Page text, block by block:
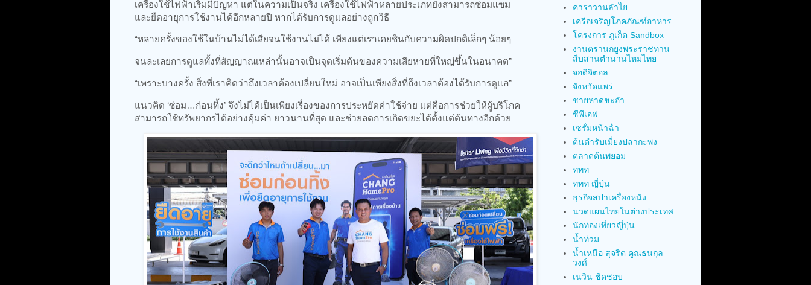
เครื่องใช้ไฟฟ้าเริ่มมีปัญหา แต่ในความเป็นจริง เครื่องใช้ไฟฟ้าหลายประเภทยังสามารถซ่อมแซม
และยืดอายุการใช้งานได้อีกหลายปี หากได้รับการดูแลอย่างถูกวิธี
“หลายครั้งของใช้ในบ้านไม่ได้เสียจนใช้งานไม่ได้ เพียงแต่เราเคยชินกับความผิดปกติเล็กๆ น้อยๆ
จนละเลยการดูแลทั้งที่สัญญาณเหล่านั้นอาจเป็นจุดเริ่มต้นของความเสียหายที่ใหญ่ขึ้นในอนาคต”
“เพราะบางครั้ง สิ่งที่เราคิดว่าถึงเวลาต้องเปลี่ยนใหม่ อาจเป็นเพียงสิ่งที่ถึงเวลาต้องได้รับการดูแล”
แนวคิด ‘ซ่อม…ก่อนทิ้ง’ จึงไม่ได้เป็นเพียงเรื่องของการประหยัดค่าใช้จ่าย แต่คือการช่วยให้ผู้บริโภค
สามารถใช้ทรัพยากรได้อย่างคุ้มค่า ยาวนานที่สุด และช่วยลดการเกิดขยะได้ตั้งแต่ต้นทางอีกด้วย
คาราวานลำไย
เครือเจริญโภคภัณฑ์อาหาร
โครงการ ภูเก็ต Sandbox
งานตรานกยูงพระราชทาน
สืบสานตำนานไหมไทย
จอดิจิตอล
จังหวัดแพร่
ชายหาดชะอำ
ซีพีเอฟ
เซรั่มหน้าฉ่ำ
ต้นตำรับเมี่ยงปลากะพง
ตลาดต้นพยอม
ททท
ททท ญี่ปุ่น
ธุรกิจสปาเครื่องหนัง
นวดแผนไทยในต่างประเทศ
นักท่องเที่ยวญี่ปุ่น
น้ำท่วม
น้ำเหนือ สุจริต คูณธนกุล
วงศ์
เนวิน ชิดชอบ